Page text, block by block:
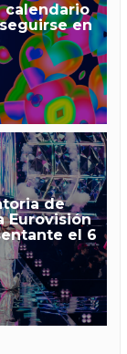
calendario
en
de
Eurovisión
el 6